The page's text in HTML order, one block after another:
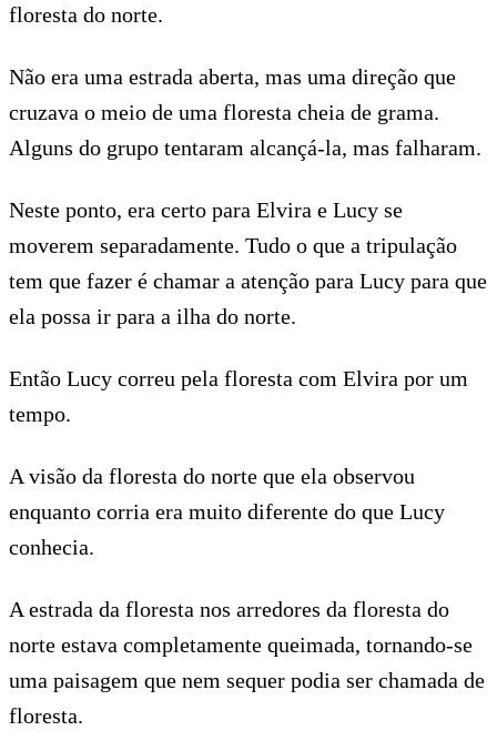
floresta do norte.
Não era uma estrada aberta, mas uma direção que
cruzava o meio de uma floresta cheia de grama.
Alguns do grupo tentaram alcançá-la, mas falharam.
Neste ponto, era certo para Elvira e Lucy se
moverem separadamente. Tudo o que a tripulação
tem que fazer é chamar a atenção para Lucy para que
ela possa ir para a ilha do norte.
Então Lucy correu pela floresta com Elvira por um
tempo.
A visão da floresta do norte que ela observou
enquanto corria era muito diferente do que Lucy
conhecia.
A estrada da floresta nos arredores da floresta do
norte estava completamente queimada, tornando-se
uma paisagem que nem sequer podia ser chamada de
floresta.